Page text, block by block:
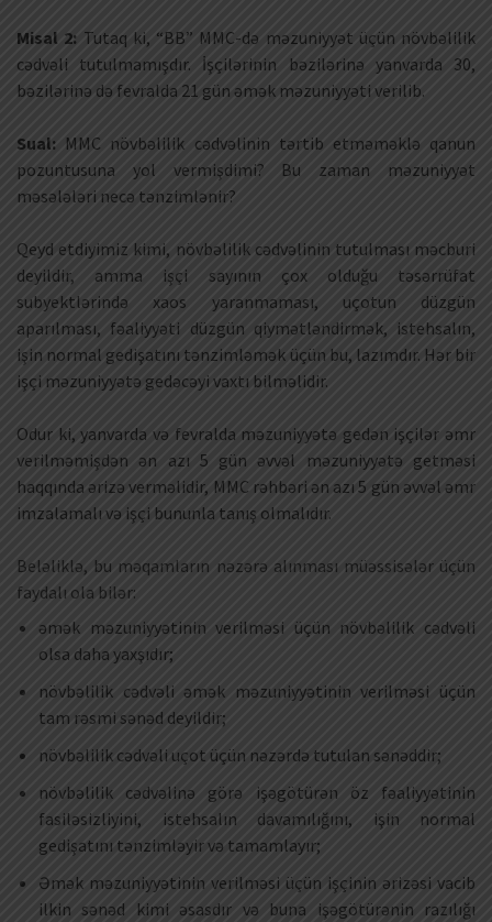
Misal 2: Tutaq ki, “BB” MMC-də məzuniyyət üçün növbəlilik
cədvəli tutulmamışdır. İşçilərinin bəzilərinə yanvarda 30,
bəzilərinə də fevralda 21 gün əmək məzuniyyəti verilib.
Sual: MMC növbəlilik cədvəlinin tərtib etməməklə qanun
pozuntusuna yol vermişdimi? Bu zaman məzuniyyət
məsələləri necə tənzimlənir?
Qeyd etdiyimiz kimi, növbəlilik cədvəlinin tutulması məcburi
deyildir, amma işçi sayının çox olduğu təsərrüfat
subyektlərində xaos yaranmaması, uçotun düzgün
aparılması, fəaliyyəti düzgün qiymətləndirmək, istehsalın,
işin normal gedişatını tənzimləmək üçün bu, lazımdır. Hər bir
işçi məzuniyyətə gedəcəyi vaxtı bilməlidir.
Odur ki, yanvarda və fevralda məzuniyyətə gedən işçilər əmr
verilməmişdən ən azı 5 gün əvvəl məzuniyyətə getməsi
haqqında ərizə verməlidir, MMC rəhbəri ən azı 5 gün əvvəl əmr
imzalamalı və işçi bununla tanış olmalıdır.
Beləliklə, bu məqamların nəzərə alınması müəssisələr üçün
faydalı ola bilər:
əmək məzuniyyətinin verilməsi üçün növbəlilik cədvəli
olsa daha yaxşıdır;
növbəlilik cədvəli əmək məzuniyyətinin verilməsi üçün
tam rəsmi sənəd deyildir;
növbəlilik cədvəli uçot üçün nəzərdə tutulan sənəddir;
növbəlilik cədvəlinə görə işəgötürən öz fəaliyyətinin
fasiləsizliyini, istehsalın davamılığını, işin normal
gedişatını tənzimləyir və tamamlayır;
Əmək məzuniyyətinin verilməsi üçün işçinin ərizəsi vacib
ilkin sənəd kimi əsasdır və buna işəgötürənin razılığı